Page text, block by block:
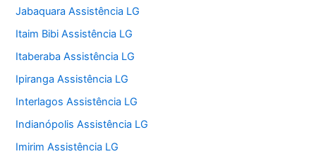
Jabaquara Assistência LG
Itaim Bibi Assistência LG
Itaberaba Assistência LG
Ipiranga Assistência LG
Interlagos Assistência LG
Indianópolis Assistência LG
Imirim Assistência LG